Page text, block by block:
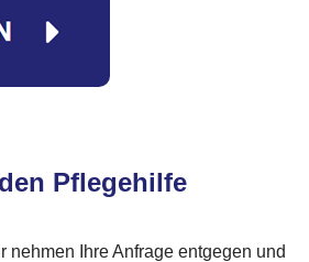
Pflegehilfe
Ihre Anfrage entgegen und